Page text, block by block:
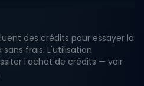
ou une publicité légère,
émotion et
laisse une impression
des crédits pour essayer la
frais. L'utilisation
l'achat de crédits — voir